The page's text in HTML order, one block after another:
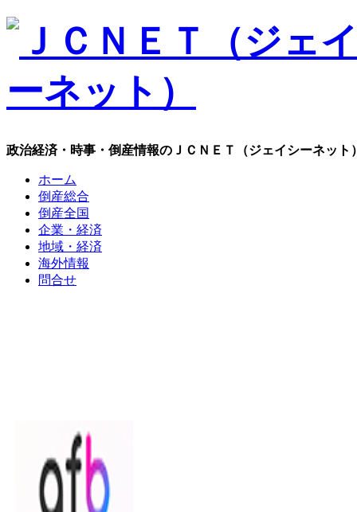
政治経済・時事・倒産情報のＪＣＮＥＴ（ジェイシーネット
ホーム
倒産総合
倒産全国
企業・経済
地域・経済
海外情報
問合せ